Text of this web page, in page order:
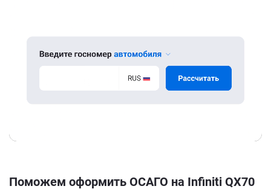
Поможем оформить ОСАГО на Infiniti QX70